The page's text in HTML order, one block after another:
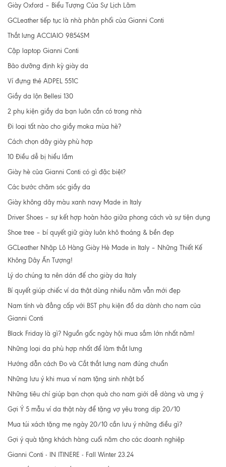
Giày Oxford – Biểu Tượng Của Sự Lịch Lãm
GCLeather tiếp tục là nhà phân phối của Gianni Conti
Thắt lưng ACCIAIO 9854SM
Cặp laptop Gianni Conti
Bảo dưỡng định kỳ giày da
Ví đựng thẻ ADPEL 551C
Giầy da lộn Bellesi 130
2 phụ kiện giầy da bạn luôn cần có trong nhà
Đi loại tất nào cho giầy moka mùa hè?
Cách chọn dây giày phù hợp
10 Điều dễ bị hiểu lầm
Giày hè của Gianni Conti có gì đặc biệt?
Các bước chăm sóc giầy da
Giày không dây màu xanh navy Made in Italy
Driver Shoes – sự kết hợp hoàn hảo giữa phong cách và sự tiện dụng
Shoe tree – bí quyết giữ giày luôn khô thoáng & bền đẹp
GCLeather Nhập Lô Hàng Giày Hè Made in Italy – Những Thiết Kế
Không Dây Ấn Tượng!
Lý do chúng ta nên dán đế cho giày da Italy
Bí quyết giúp chiếc ví da thật dùng nhiều năm vẫn mới đẹp
Nam tính và đẳng cấp với BST phụ kiện đồ da dành cho nam của
Gianni Conti
Black Friday là gì? Nguồn gốc ngày hội mua sắm lớn nhất năm!
Những loại da phù hợp nhất để làm thắt lưng
Hướng dẫn cách Đo và Cắt thắt lưng nam đúng chuẩn
Những lưu ý khi mua ví nam tặng sinh nhật bố
Những tiêu chí giúp bạn chọn quà cho nam giới dễ dàng và ưng ý
Gợi Ý 5 mẫu ví da thật này để tặng vợ yêu trong dịp 20/10
Mua túi xách tặng mẹ ngày 20/10 cần lưu ý những điều gì?
Gợi ý quà tặng khách hàng cuối năm cho các doanh nghiệp
Gianni Conti - IN ITINERE - Fall Winter 23.24